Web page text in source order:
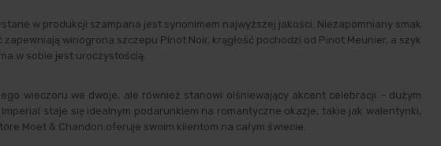
w produkcji szampana jest synonimem najwyższej jakości. Niezapomniany smak
winogrona szczepu Pinot Noir, krągłość pochodzi od Pinot Meunier, a szyk
w sobie jest uroczystością.
wieczoru we dwoje, ale również stanowi olśniewający akcent celebracji – dużym
staje się idealnym podarunkiem na romantyczne okazje, takie jak walentynki,
Moet & Chandon oferuje swoim klientom na całym świecie.